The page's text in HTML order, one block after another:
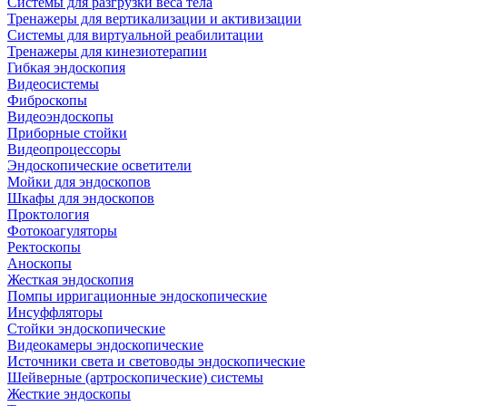
Тренажеры для вертикализации и активизации
Системы для виртуальной реабилитации
Тренажеры для кинезиотерапии
Гибкая эндоскопия
Видеосистемы
Фиброскопы
Видеоэндоскопы
Приборные стойки
Видеопроцессоры
Эндоскопические осветители
Мойки для эндоскопов
Шкафы для эндоскопов
Проктология
Фотокоагуляторы
Ректоскопы
Аноскопы
Жесткая эндоскопия
Помпы ирригационные эндоскопические
Инсуффляторы
Стойки эндоскопические
Видеокамеры эндоскопические
Источники света и световоды эндоскопические
Шейверные (артроскопические) системы
Жесткие эндоскопы